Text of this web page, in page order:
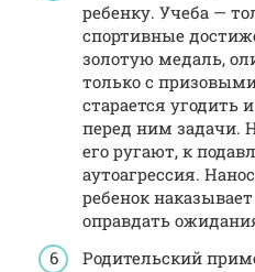
ребенку. Учеба —
спортивные
золотую медаль,
только с
старается
перед ним задачи.
его ругают, к
аутоагрессия.
ребенок
оправдать
Родительский